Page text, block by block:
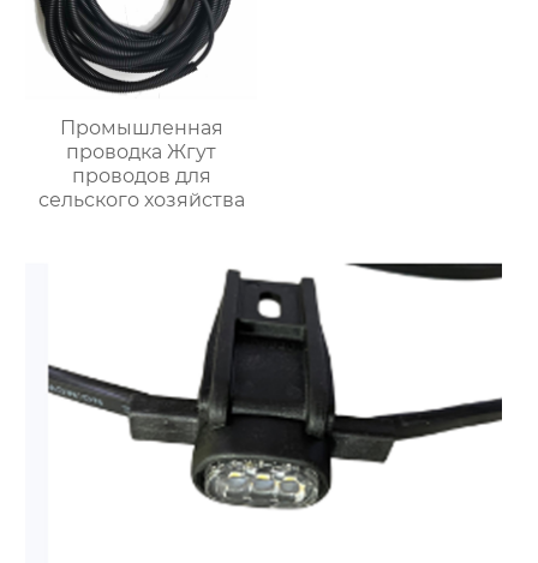
Промышленная
проводка Жгут
проводов для
сельского хозяйства